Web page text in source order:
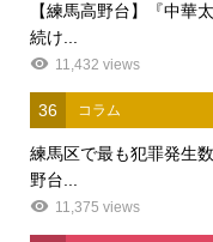
【練馬高野台】『中華
続け...
11,432 views
36 コラム
練馬区で最も犯罪発生
野台...
11,375 views